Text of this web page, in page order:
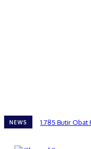
NEWS 1.785 Butir